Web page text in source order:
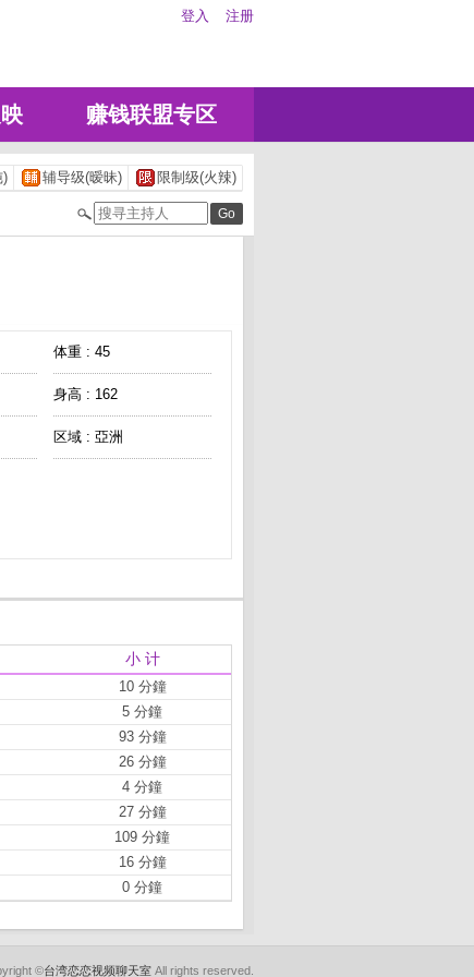
登入 注册
赚钱联盟专区
) 辅导级(暧昧) 限制级(火辣)
体重 : 45
身高 : 162
区域 : 亞洲
小 计
10 分鐘
5 分鐘
93 分鐘
26 分鐘
4 分鐘
27 分鐘
109 分鐘
16 分鐘
0 分鐘
©台湾恋恋视频聊天室 All rights reserved.